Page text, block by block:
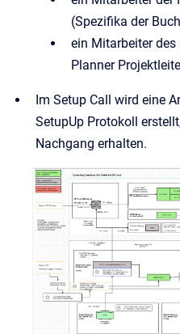
(Spezifika der
ein Mitarbeiter
Planner
Im Setup Call wird eine
SetupUp Protokoll
Nachgang erhalten.